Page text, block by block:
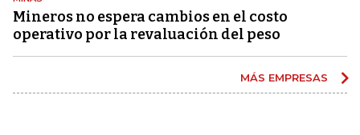
Mineros no espera cambios en el costo
operativo por la revaluación del peso
MÁS EMPRESAS